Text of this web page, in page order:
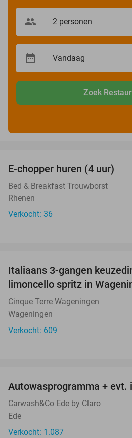
Zoek
E-chopper huren (4 uur)
Bed & Breakfast Trouwborst
Rhenen
Verkocht: 36
Italiaans 3-gangen
limoncello spritz in
Cinque Terre Wageningen
Wageningen
Verkocht: 609
Autowasprogramma + evt.
Carwash&Co Ede by Claro
Ede
Verkocht: 1.087